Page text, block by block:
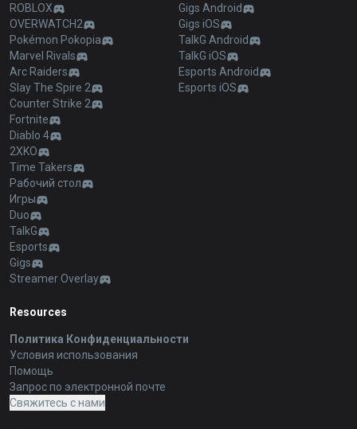
ROBLOX
OVERWATCH2
Pokémon Pokopia
Marvel Rivals
Arc Raiders
Slay The Spire 2
Counter Strike 2
Fortnite
Diablo 4
2XKO
Time Takers
Рабочий стол
Игры
Duo
TalkG
Esports
Gigs
Streamer Overlay
Gigs Android
Gigs iOS
TalkG Android
TalkG iOS
Esports Android
Esports iOS
Resources
Политика Конфиденциальности
Условия использования
Помощь
Запрос по электронной почте
Свяжитесь с нами